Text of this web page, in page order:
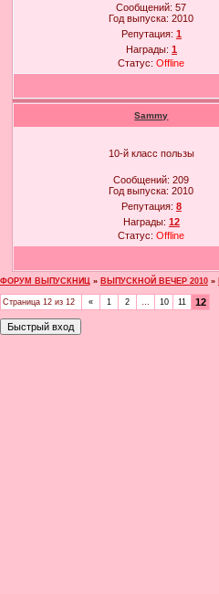
Сообщений:57
Год выпуска:2010
Репутация: 1
Награды: 1
Статус:Offline
Sammy
10-й класс пользы
Сообщений:209
Год выпуска:2010
Репутация: 8
Награды: 12
Статус:Offline
ФОРУМ ВЫПУСКНИЦ » ВЫПУСКНОЙ ВЕЧЕР 2010 »
Страница 12 из 12 « 1 2 … 10 11 12